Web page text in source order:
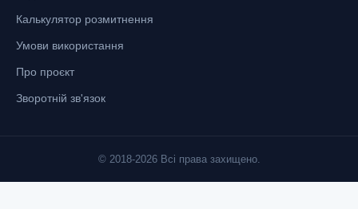
Калькулятор розмитнення
Умови використання
Про проєкт
Зворотній зв'язок
© 2018-2026 Всі права захищено.